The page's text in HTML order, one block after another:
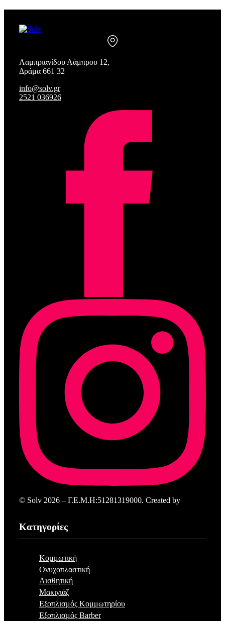
Λαμπριανίδου Λάμπρου 12,
Δράμα 661 32
info@solv.gr
2521 036926
© Solv 2026 – Γ.E.M.Η:51281319000. Created by
Κατηγορίες
Κομμωτική
Ονυχοπλαστική
Αισθητική
Μακιγιάζ
Εξοπλισμός Κομμωτηρίου
Εξοπλισμός Barber